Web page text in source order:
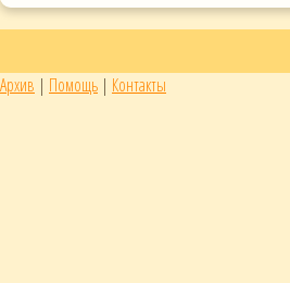
Архив | Помощь | Контакты